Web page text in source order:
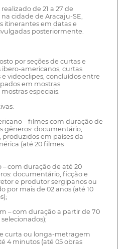
de 21 a 27 de
cidade de Aracaju-SE,
itinerantes em datas e
posteriormente.
por seções de curtas e
americanos, curtas
videoclipes, concluídos entre
em mostras
especiais.
– filmes com duração de
gêneros: documentário,
em países da
(até 20 filmes
– com duração de até 20
documentário, ficção e
e produtor sergipanos ou
por mais de 02 anos (até 10
– com duração a partir de 70
curta ou longa-metragem
4 minutos (até 05 obras